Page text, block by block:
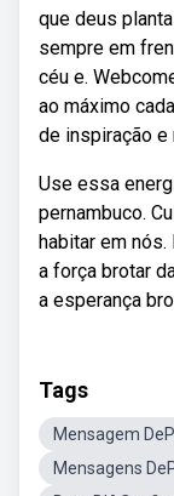
que deus
sempre em
céu e.
ao máximo
de inspiração e
Use essa
pernambuco.
habitar em
a força brotar
a esperança
Tags
Mensagem
Mensagens